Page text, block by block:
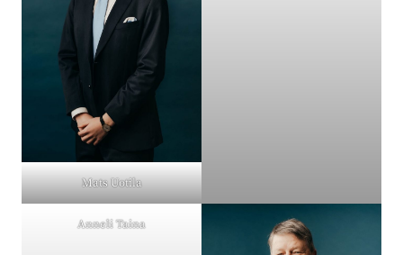
Mats Uotila
Anneli Taina